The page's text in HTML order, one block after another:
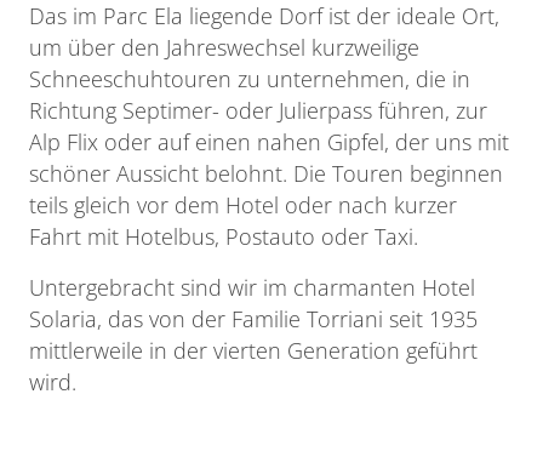
Das im Parc Ela liegende Dorf ist der ideale Ort,
um über den Jahreswechsel kurzweilige
Schneeschuhtouren zu unternehmen, die in
Richtung Septimer- oder Julierpass führen, zur
Alp Flix oder auf einen nahen Gipfel, der uns mit
schöner Aussicht belohnt. Die Touren beginnen
teils gleich vor dem Hotel oder nach kurzer
Fahrt mit Hotelbus, Postauto oder Taxi.
Untergebracht sind wir im charmanten Hotel
Solaria, das von der Familie Torriani seit 1935
mittlerweile in der vierten Generation geführt
wird.